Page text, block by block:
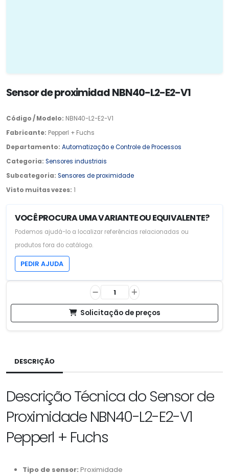
Sensor de proximidad NBN40-L2-E2-V1
Código / Modelo: NBN40-L2-E2-V1
Fabricante: Pepperl + Fuchs
Departamento: Automatização e Controle de Processos
Categoria: Sensores industriais
Subcategoria: Sensores de proximidade
Visto muitas vezes: 1
VOCÊ PROCURA UMA VARIANTE OU EQUIVALENTE?
Podemos ajudá-lo a localizar referências relacionadas ou
produtos fora do catálogo.
PEDIR AJUDA
Solicitação de preços
DESCRIÇÃO
Descrição Técnica do Sensor de
Proximidade NBN40-L2-E2-V1
Pepperl + Fuchs
Tipo de sensor: Proximidade